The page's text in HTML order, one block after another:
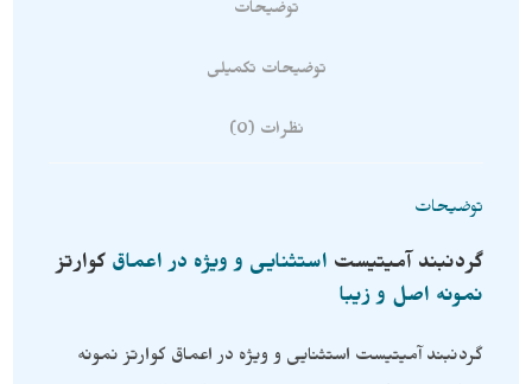
توضیحات
توضیحات تکمیلی
نظرات (0)
توضیحات
گردنبند آمیتیست استثنایی و ویژه در اعماق کوارتز
نمونه اصل و زیبا
گردنبند آمیتیست استثنایی و ویژه در اعماق کوارتز نمونه